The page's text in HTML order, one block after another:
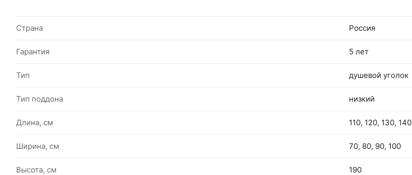
Страна Россия
Гарантия 5 лет
Тип душевой уголок
Тип поддона низкий
Длина, см 110, 120, 130, 140
Ширина, см 70, 80, 90, 100
Высота, см 190